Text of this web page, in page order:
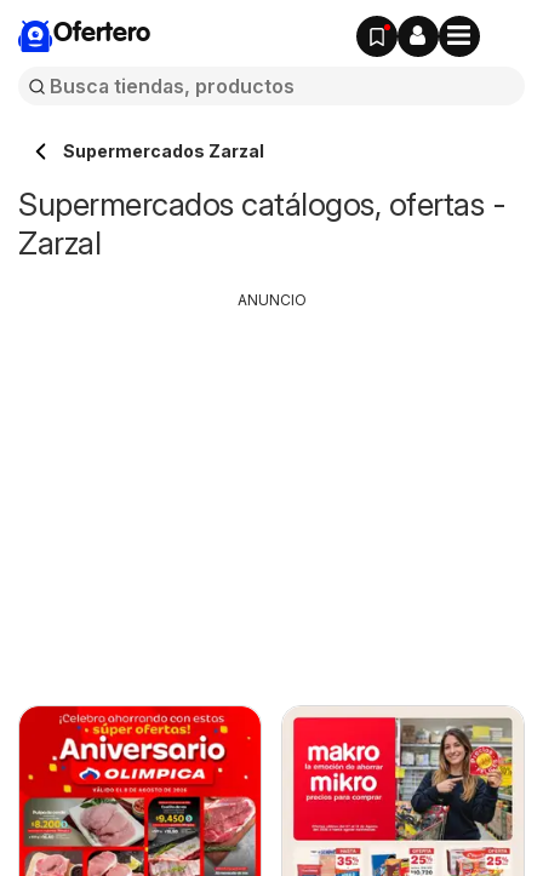
Ofertero
Supermercados Zarzal
Supermercados catálogos, ofertas -
Zarzal
ANUNCIO